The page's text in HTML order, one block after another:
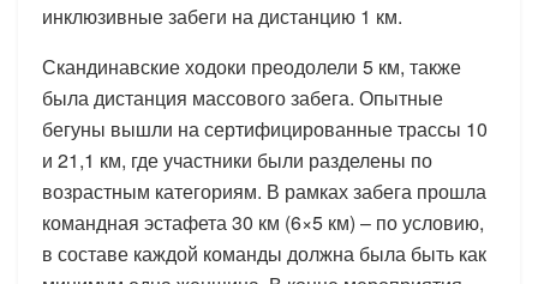
инклюзивные забеги на дистанцию 1 км.
Скандинавские ходоки преодолели 5 км, также
была дистанция массового забега. Опытные
бегуны вышли на сертифицированные трассы 10
и 21,1 км, где участники были разделены по
возрастным категориям. В рамках забега прошла
командная эстафета 30 км (6×5 км) – по условию,
в составе каждой команды должна была быть как